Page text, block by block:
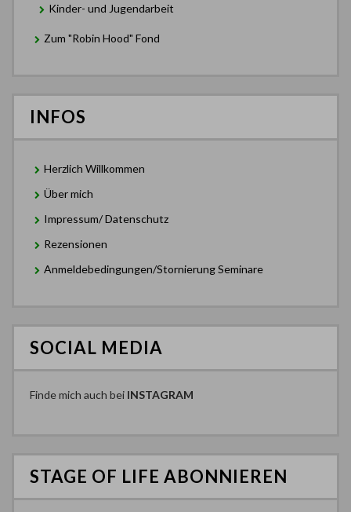
Kinder- und Jugendarbeit
Zum "Robin Hood" Fond
INFOS
Herzlich Willkommen
Über mich
Impressum/ Datenschutz
Rezensionen
Anmeldebedingungen/Stornierung Seminare
SOCIAL MEDIA
Finde mich auch bei INSTAGRAM
STAGE OF LIFE ABONNIEREN